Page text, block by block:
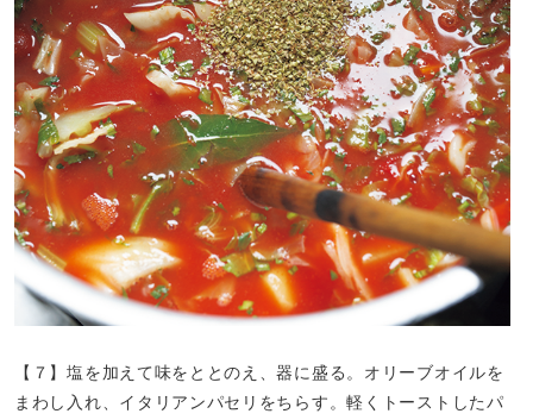
【７】塩を加えて味をととのえ、器に盛る。オリーブオイルを
まわし入れ、イタリアンパセリをちらす。軽くトーストしたパ